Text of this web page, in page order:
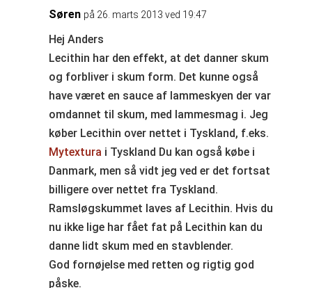
Søren på 26. marts 2013 ved 19:47
Hej Anders
Lecithin har den effekt, at det danner skum
og forbliver i skum form. Det kunne også
have været en sauce af lammeskyen der var
omdannet til skum, med lammesmag i. Jeg
køber Lecithin over nettet i Tyskland, f.eks.
Mytextura i Tyskland Du kan også købe i
Danmark, men så vidt jeg ved er det fortsat
billigere over nettet fra Tyskland.
Ramsløgskummet laves af Lecithin. Hvis du
nu ikke lige har fået fat på Lecithin kan du
danne lidt skum med en stavblender.
God fornøjelse med retten og rigtig god
påske.